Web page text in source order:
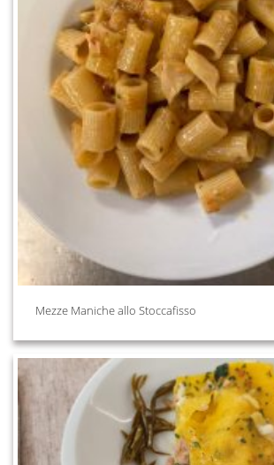
Mezze Maniche allo Stoccafisso